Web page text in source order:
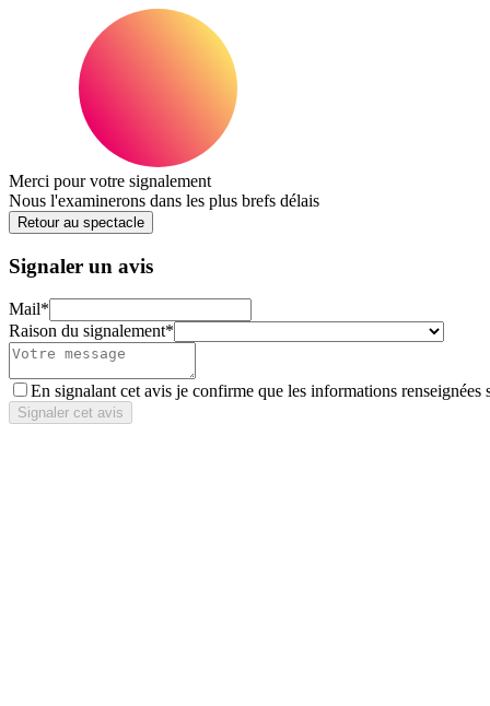
Merci pour votre signalement
Nous l'examinerons dans les plus brefs délais
Retour au spectacle
Signaler un avis
Mail*
Raison du signalement*
En signalant cet avis je confirme que les informations renseignées
Signaler cet avis